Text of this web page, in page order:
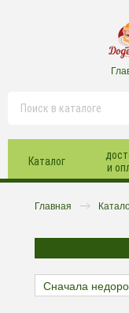
Каталог
и
Главная